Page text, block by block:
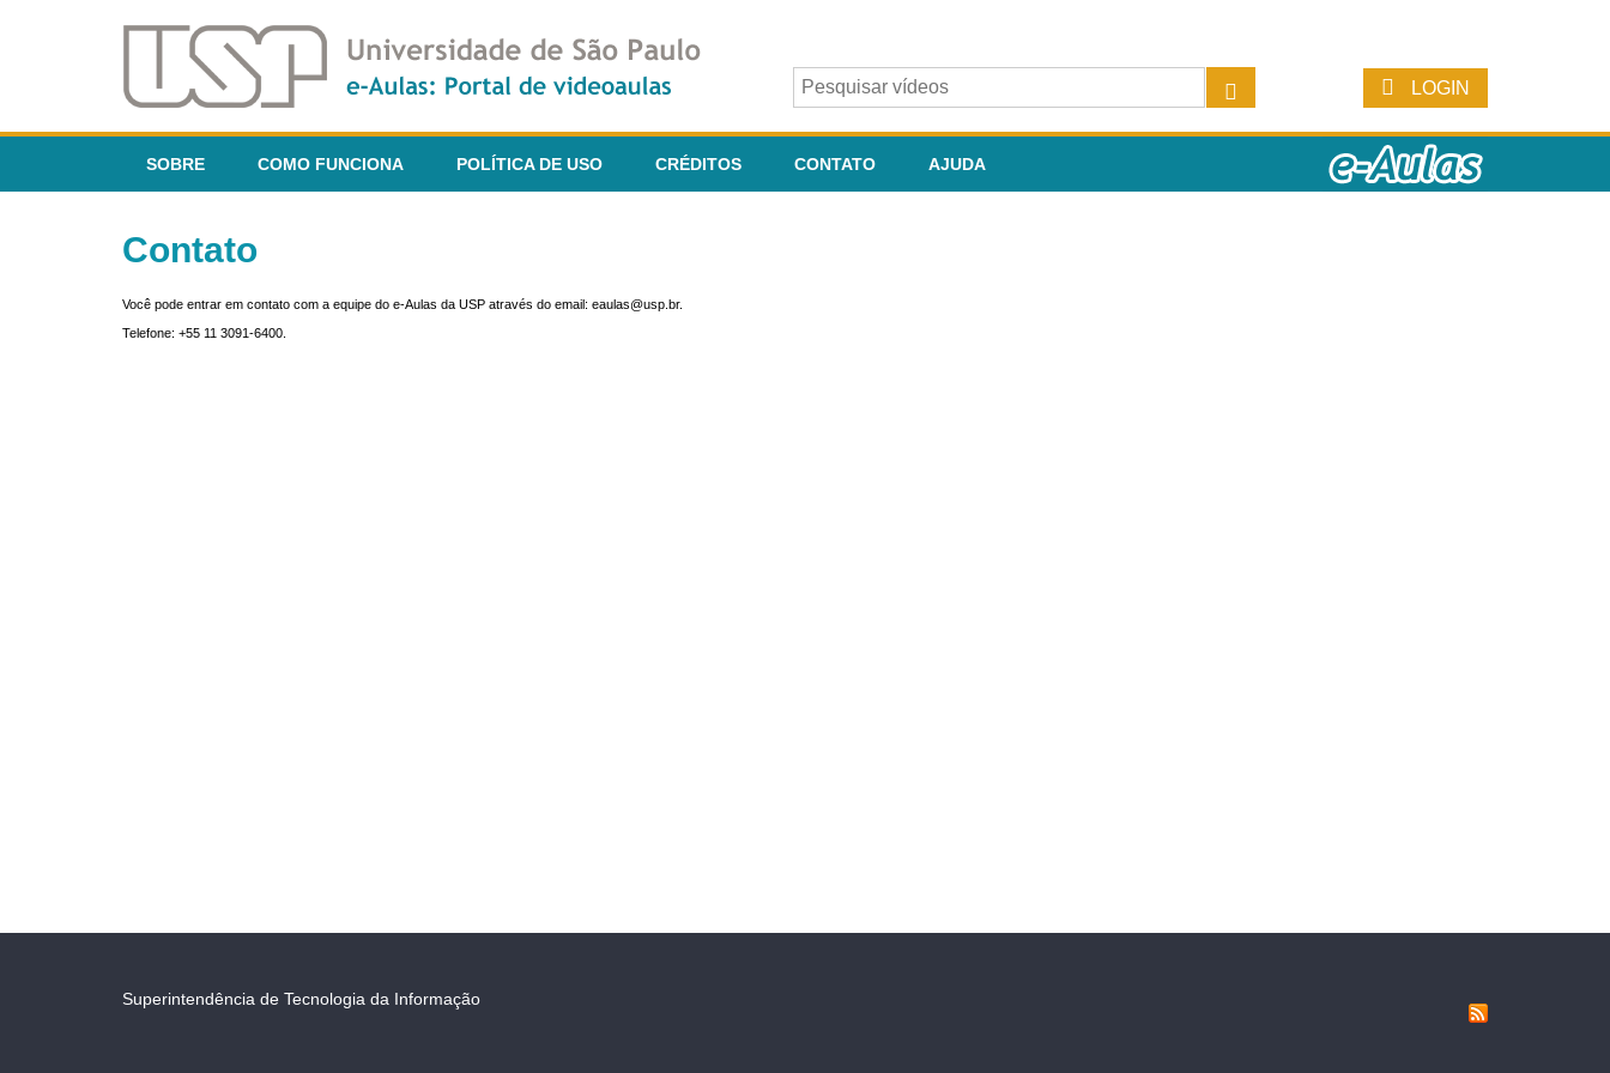
LOGIN
SOBRE COMO FUNCIONA POLÍTICA DE USO CRÉDITOS CONTATO AJUDA
Contato
Você pode entrar em contato com a equipe do e-Aulas da USP através do email: eaulas@usp.br.
Telefone: +55 11 3091-6400.
Superintendência de Tecnologia da Informação